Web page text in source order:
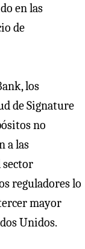
en las
de
los
de Signature
no
a las
sector
reguladores lo
mayor
Unidos.